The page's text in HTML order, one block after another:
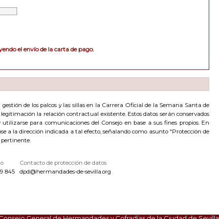
el envío de la carta de pago.
de los palcos y las sillas en la Carrera Oficial de la Semana Santa de
la relación contractual existente. Estos datos serán conservados
para comunicaciones del Consejo en base a sus fines propios. En
a la dirección indicada a tal efecto, señalando como asunto "Protección de
pertinente.
845
Contacto de protección de datos
dpd@hermandades-de-sevilla.org